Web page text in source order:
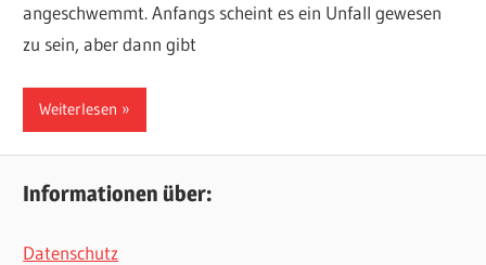
angeschwemmt. Anfangs scheint es ein Unfall gewesen
zu sein, aber dann gibt
Weiterlesen
Informationen über:
Datenschutz